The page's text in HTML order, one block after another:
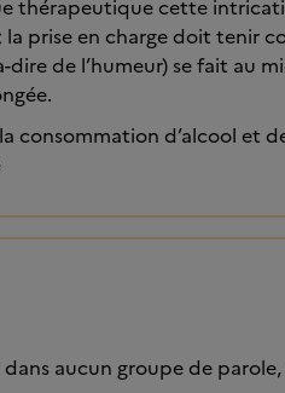
thérapeutique cette
prise en charge doit tenir
dire de l’humeur) se fait au
la consommation d’alcool
aucun groupe de